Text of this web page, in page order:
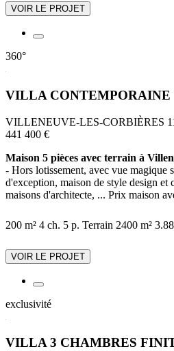
VOIR LE PROJET
360°
VILLA
VILLENEUVE-LES-CORBIÈRES
441 400 €
Maison 5 pièces avec terrain à
- Hors lotissement, avec vue
d'exception, maison de style design et
maisons d'architecte, ... Prix maison
200 m² 4 ch. 5 p. Terrain 2400 m²
VOIR LE PROJET
exclusivité
VILLA 3 CHAMBRES